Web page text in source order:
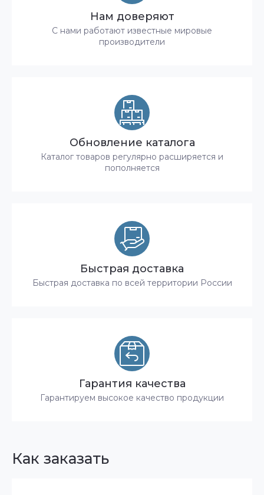
Нам доверяют
С нами работают известные мировые
производители
Обновление каталога
Каталог товаров регулярно расширяется и
пополняется
Быстрая доставка
Быстрая доставка по всей территории России
Гарантия качества
Гарантируем высокое качество продукции
Как заказать